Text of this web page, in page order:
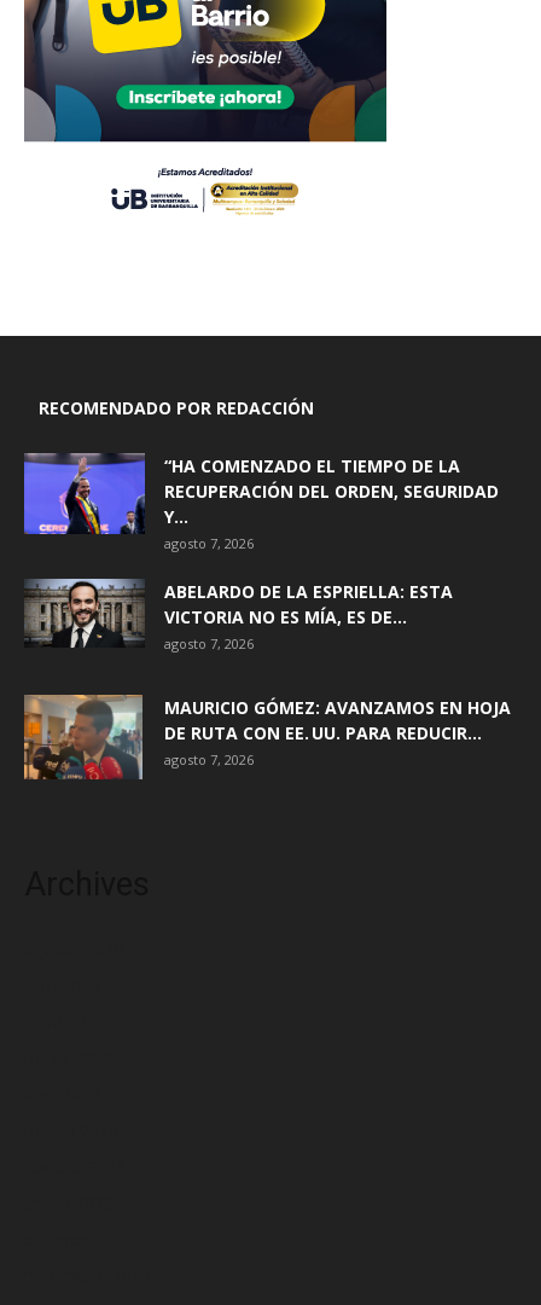
RECOMENDADO POR REDACCIÓN
“HA COMENZADO EL TIEMPO DE LA
RECUPERACIÓN DEL ORDEN, SEGURIDAD
Y...
agosto 7, 2026
ABELARDO DE LA ESPRIELLA: ESTA
VICTORIA NO ES MÍA, ES DE...
agosto 7, 2026
MAURICIO GÓMEZ: AVANZAMOS EN HOJA
DE RUTA CON EE. UU. PARA REDUCIR...
agosto 7, 2026